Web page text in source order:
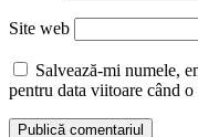
Site web
Salvează-mi numele,
pentru data viitoare când o